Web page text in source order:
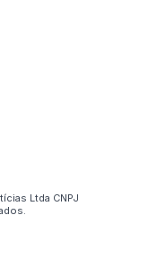
Ltda CNPJ